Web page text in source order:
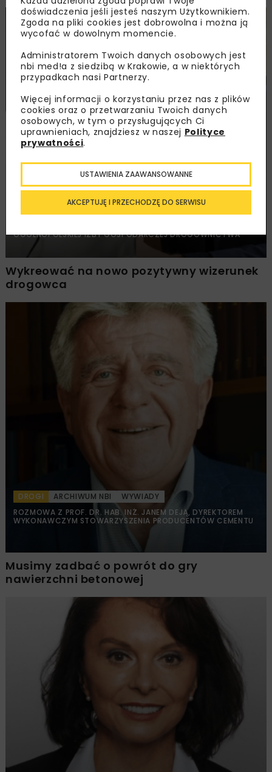
MOSTY TUNELE ARCHIWUM NBI
WYWIADY
ROZMOWA Z BARBARĄ DZIECIUCHOWICZ, PREZES ZARZĄDU,
OGÓLNOPOLSKIEJ IZBY GOSPODARCZEJ DROGOWNICTWA
Wykreować na nowo pozytywny wizerunek
drogowca
DROGI ARCHIWUM NBI
WYWIADY
ROZMOWA Z PROF. DR. HAB. INŻ. JANEM DEJĄ, DYREKTOREM
WYKONAWCZYM STOWARZYSZENIA PRODUCENTÓW CEMENTU
Musimy zadbać o powrót do gry
nawierzchni betonowej
doświadczenia jeśli jesteś naszym Użytkownikiem.
Zgoda na pliki cookies jest dobrowolna i można ją
wycofać w dowolnym momencie.
Administratorem Twoich danych osobowych jest
nbi med!a z siedzibą w Krakowie, a w niektórych
przypadkach nasi Partnerzy.
Więcej informacji o korzystaniu przez nas z plików
cookies oraz o przetwarzaniu Twoich danych
osobowych, w tym o przysługujących Ci
uprawnieniach, znajdziesz w naszej Polityce
prywatności.
AKCEPTUJĘ I PRZECHODZĘ DO SERWISU
USTAWIENIA ZAAWANSOWANNE